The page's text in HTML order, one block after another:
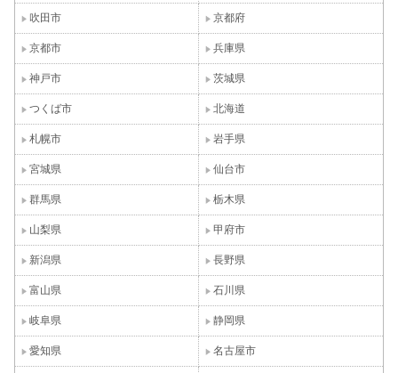
吹田市 京都府
京都市 兵庫県
神戸市 茨城県
つくば市 北海道
札幌市 岩手県
宮城県 仙台市
群馬県 栃木県
山梨県 甲府市
新潟県 長野県
富山県 石川県
岐阜県 静岡県
愛知県 名古屋市